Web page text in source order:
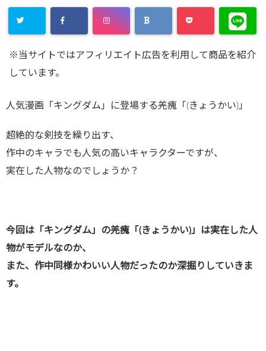
※当サイトではアフィリエイト広告を利用して商品を紹介
しています。
人気漫画「キングダム」に登場する羌瘣「(きょうかい)」
超絶的な剣技を繰り出す、
作中のキャラでも人気の高いキャラクターですが、
実在した人物なのでしょうか？
今回は「キングダム」の羌瘣「(きょうかい)」は実在した人
物がモデルなのか、
また、作中同様かわいい人物だったのか深掘りしていきま
す。